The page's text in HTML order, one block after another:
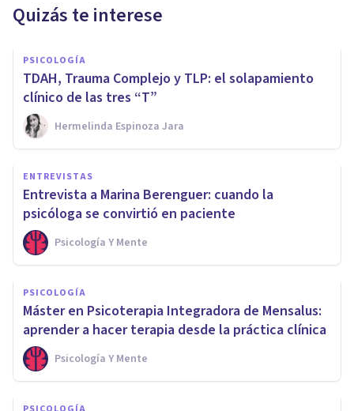
Quizás te interese
PSICOLOGÍA
TDAH, Trauma Complejo y TLP: el solapamiento
clínico de las tres “T”
Hermelinda Espinoza Jara
ENTREVISTAS
Entrevista a Marina Berenguer: cuando la
psicóloga se convirtió en paciente
Psicología Y Mente
PSICOLOGÍA
Máster en Psicoterapia Integradora de Mensalus:
aprender a hacer terapia desde la práctica clínica
Psicología Y Mente